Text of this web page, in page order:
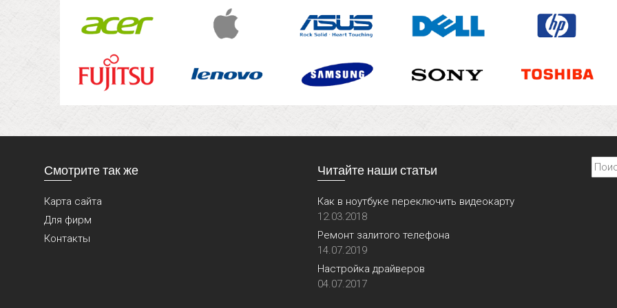
Смотрите так же
Карта сайта
Для фирм
Контакты
Читайте наши статьи
Как в ноутбуке переключить видеокарту
12.03.2018
Ремонт залитого телефона
14.07.2019
Настройка драйверов
04.07.2017